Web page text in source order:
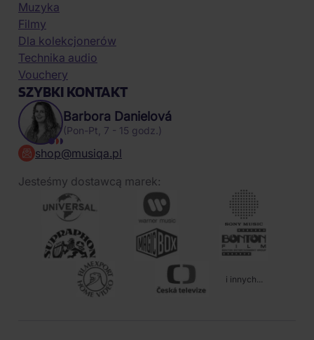
Muzyka
Filmy
Dla kolekcjonerów
Technika audio
Vouchery
SZYBKI KONTAKT
Barbora Danielová
(Pon-Pt, 7 - 15 godz.)
shop@musiqa.pl
Jesteśmy dostawcą marek:
i innych...